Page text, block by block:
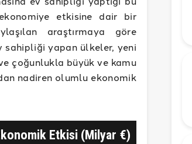
etkisine dair bir
araştırmaya göre
sahipliği yapan ülkeler, yeni
çoğunlukla büyük ve kamu
nadiren olumlu ekonomik